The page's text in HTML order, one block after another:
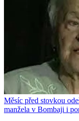
Měsíc před stovkou
manžela v Bombaji i